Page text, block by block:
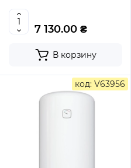
7 130.00 ₴
В корзину
код: V63956